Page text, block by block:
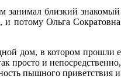
занимал близкий
потому Ольга
дом, в котором
и
пышного приветствия